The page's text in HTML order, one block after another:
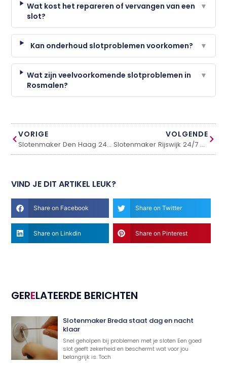
Wat kost het repareren of vervangen van een
slot?
▼
Kan onderhoud slotproblemen voorkomen? ▼
Wat zijn veelvoorkomende slotproblemen in
Rosmalen?
▼
VORIGE
Slotenmaker Den Haag 24/7 directe hulp bij noodsituaties
VOLGENDE
Slotenmaker Rijswijk 24/7 bij spoed en buitensluiting
VIND JE DIT ARTIKEL LEUK?
Share on Facebook Share on Twitter
Share on Linkdin Share on Pinterest
GERELATEERDE BERICHTEN
Slotenmaker Breda staat dag en nacht
klaar
Snel geholpen bij problemen met je sloten Een goed
slot geeft zekerheid en beschermt wat voor jou
belangrijk is. Toch